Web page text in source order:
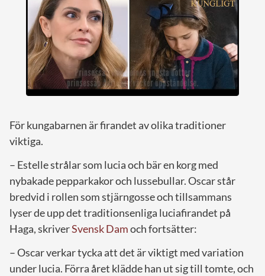
För kungabarnen är firandet av olika traditioner
viktiga.
– Estelle strålar som lucia och bär en korg med
nybakade pepparkakor och lussebullar. Oscar står
bredvid i rollen som stjärngosse och tillsammans
lyser de upp det traditionsenliga luciafirandet på
Haga, skriverSvensk Damoch fortsätter:
– Oscar verkar tycka att det är viktigt med variation
under lucia. Förra året klädde han ut sig till tomte, och